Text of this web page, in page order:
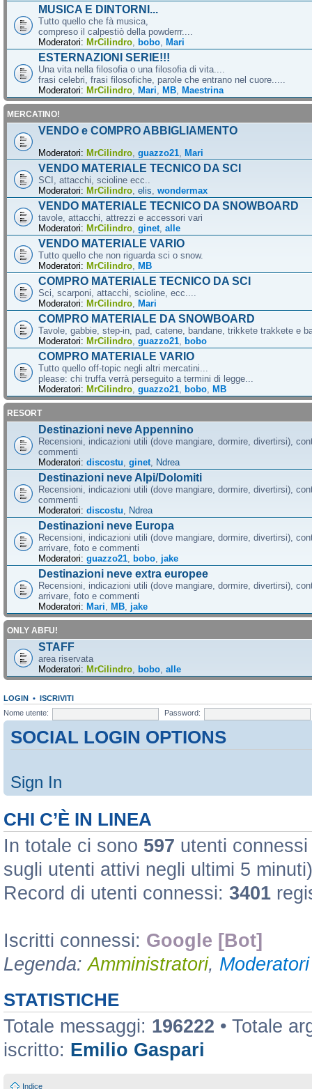
MUSICA E DINTORNI...
Tutto quello che fà musica,
compreso il calpestiò della powderrr....
Moderatori: MrCilindro bobo Mari
ESTERNAZIONI SERIE!!!
Una vita nella filosofia o una filosofia di vita....
frasi celebri, frasi filosofiche, parole che entrano nel cuore.....
Moderatori: MrCilindro Mari MB Maestrina
MERCATINO!
VENDO e COMPRO ABBIGLIAMENTO
Moderatori: MrCilindro guazzo21 Mari
VENDO MATERIALE TECNICO DA SCI
SCI, attacchi, scioline ecc..
Moderatori: MrCilindro elis wondermax
VENDO MATERIALE TECNICO DA SNOWBOARD
tavole, attacchi, attrezzi e accessori vari
Moderatori: MrCilindro ginet alle
VENDO MATERIALE VARIO
Tutto quello che non riguarda sci o snow.
Moderatori: MrCilindro MB
COMPRO MATERIALE TECNICO DA SCI
Sci, scarponi, attacchi, scioline, ecc....
Moderatori: MrCilindro Mari
COMPRO MATERIALE DA SNOWBOARD
Tavole, gabbie, step-in, pad, catene, bandane, trikkete trakkete e
Moderatori: MrCilindro guazzo21 bobo
COMPRO MATERIALE VARIO
Tutto quello off-topic negli altri mercatini...
please: chi truffa verrà perseguito a termini di legge...
Moderatori: MrCilindro guazzo21 bobo MB
RESORT
Destinazioni neve Appennino
Recensioni, indicazioni utili (dove mangiare, dormire, divertirsi),
commenti
Moderatori: discostu ginet Ndrea
Destinazioni neve Alpi/Dolomiti
Recensioni, indicazioni utili (dove mangiare, dormire, divertirsi),
commenti
Moderatori: discostu Ndrea
Destinazioni neve Europa
Recensioni, indicazioni utili (dove mangiare, dormire, divertirsi),
arrivare, foto e commenti
Moderatori: guazzo21 bobo jake
Destinazioni neve extra europee
Recensioni, indicazioni utili (dove mangiare, dormire, divertirsi),
arrivare, foto e commenti
Moderatori: Mari MB jake
ONLY ABFU!
STAFF
area riservata
Moderatori: MrCilindro bobo alle
LOGIN • ISCRIVITI
Nome utente:
Password:
SOCIAL LOGIN OPTIONS
Sign In
CHI C’È IN LINEA
In totale ci sono 597 utenti
sugli utenti attivi negli ultimi 5 minuti)
Record di utenti connessi: 3401
Iscritti connessi: Google [Bot]
Legenda:Amministratori,
STATISTICHE
Totale messaggi: 196222 • Totale
iscritto: Emilio Gaspari
Indice